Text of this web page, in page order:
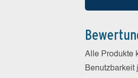
Alle Produkte
Benutzbarkeit